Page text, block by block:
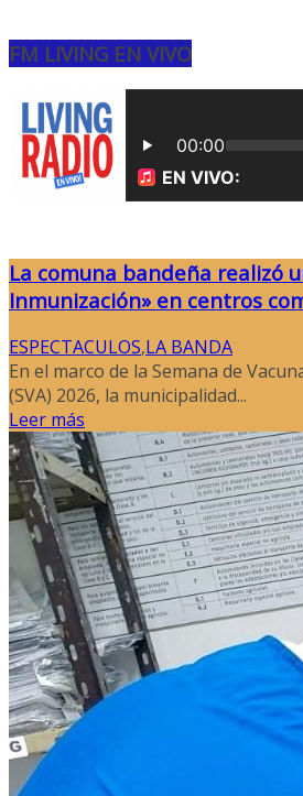
FM LIVING EN VIVO
La comuna bandeña realizó
Inmunización» en centros
ESPECTACULOS,LA BANDA
En el marco de la Semana de
(SVA) 2026, la municipalidad...
Leer más